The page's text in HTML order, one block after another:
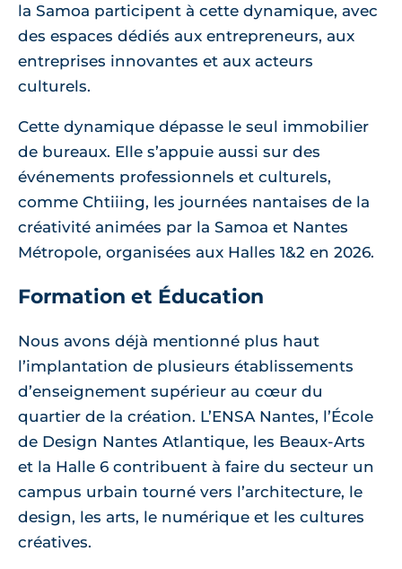
la Samoa participent à cette dynamique, avec
des espaces dédiés aux entrepreneurs, aux
entreprises innovantes et aux acteurs
culturels.
Cette dynamique dépasse le seul immobilier
de bureaux. Elle s’appuie aussi sur des
événements professionnels et culturels,
comme Chtiiing, les journées nantaises de la
créativité animées par la Samoa et Nantes
Métropole, organisées aux Halles 1&2 en 2026.
Formation et Éducation
Nous avons déjà mentionné plus haut
l’implantation de plusieurs établissements
d’enseignement supérieur au cœur du
quartier de la création. L’ENSA Nantes, l’École
de Design Nantes Atlantique, les Beaux-Arts
et la Halle 6 contribuent à faire du secteur un
campus urbain tourné vers l’architecture, le
design, les arts, le numérique et les cultures
créatives.